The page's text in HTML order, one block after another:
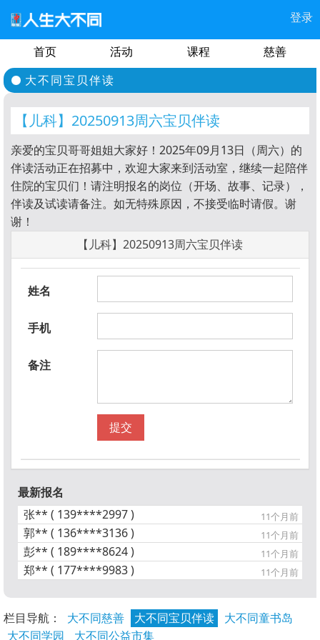
登录
首页 活动 课程
慈善
大不同宝贝伴读
【儿科】20250913周六宝贝伴读
亲爱的宝贝哥哥姐姐大家好！2025年09月13日（周六）的
伴读活动正在招募中，欢迎大家来到活动室，继续一起陪伴
住院的宝贝们！请注明报名的岗位（开场、故事、记录），
伴读及试读请备注。如无特殊原因，不接受临时请假。谢
谢！
【儿科】20250913周六宝贝伴读
姓名
手机
备注
提交
最新报名
张** ( 139****2997 )
11个月前
郭** ( 136****3136 ) 11个月前
彭** ( 189****8624 ) 11个月前
郑** ( 177****9983 ) 11个月前
栏目导航： 大不同慈善 大不同宝贝伴读
大不同童书岛
大不同学园
大不同公益市集